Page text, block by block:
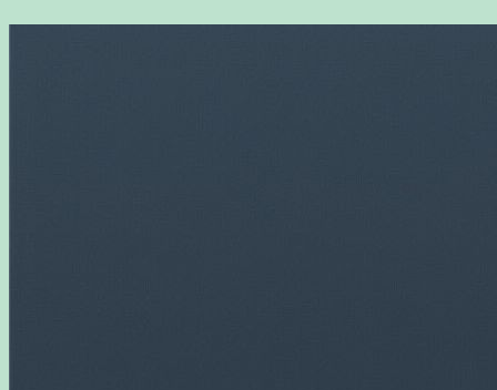
Перейти